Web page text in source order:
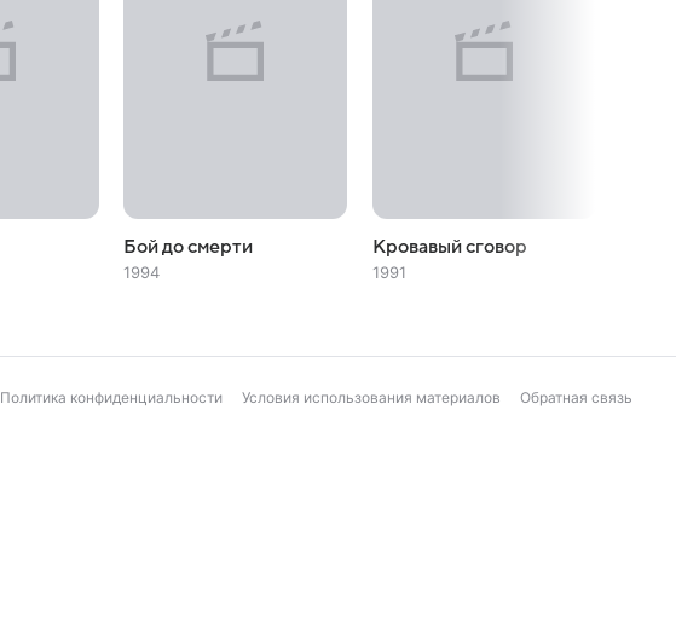
Бой до смерти
1994
Кровавый сговор
1991
Политика конфиденциальности Условия использования материалов Обратная связь